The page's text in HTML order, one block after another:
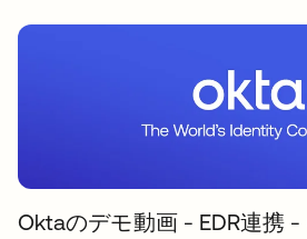
Oktaのデモ動画 - EDR連携